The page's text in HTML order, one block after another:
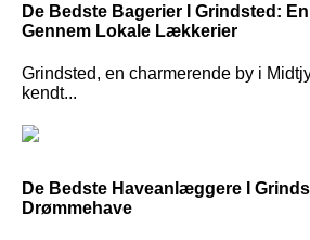
De Bedste Bagerier I Grindsted:
Gennem Lokale Lækkerier
Grindsted, en charmerende by i
kendt...
De Bedste Haveanlæggere I
Drømmehave